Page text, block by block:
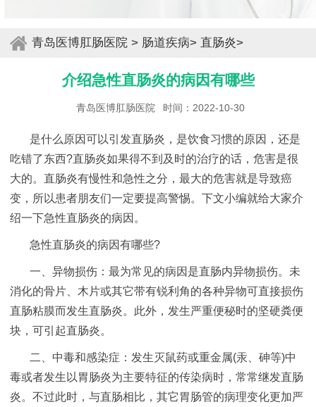
青岛医博肛肠医院> 肠道疾病> 直肠炎>
介绍急性直肠炎的病因有哪些
青岛医博肛肠医院 时间：2022-10-30
是什么原因可以引发直肠炎，是饮食习惯的原因，还是
吃错了东西?直肠炎如果得不到及时的治疗的话，危害是很
大的。直肠炎有慢性和急性之分，最大的危害就是导致癌
变，所以患者朋友们一定要提高警惕。下文小编就给大家介
绍一下急性直肠炎的病因。
急性直肠炎的病因有哪些?
一、异物损伤：最为常见的病因是直肠内异物损伤。未
消化的骨片、木片或其它带有锐利角的各种异物可直接损伤
直肠粘膜而发生直肠炎。此外，发生严重便秘时的坚硬粪便
块，可引起直肠炎。
二、中毒和感染症：发生灭鼠药或重金属(汞、砷等)中
毒或者发生以胃肠炎为主要特征的传染病时，常常继发直肠
炎。不过此时，与直肠相比，其它胃肠管的病理变化更加严